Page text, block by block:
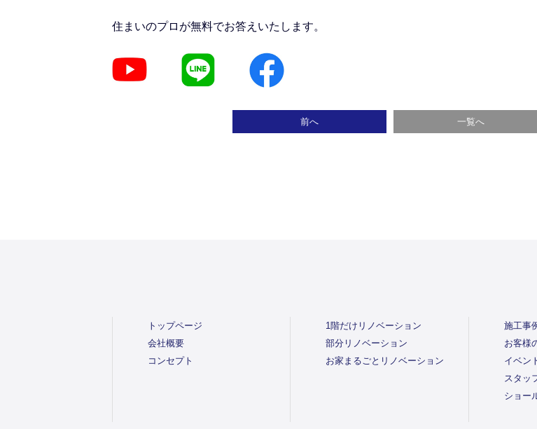
住まいのプロが無料でお答えいたします。
前へ 一覧へ
トップページ
会社概要
コンセプト
1階だけリノベーション
部分リノベーション
お家まるごとリノベーション
施工事
お客様
イベン
スタッ
ショー